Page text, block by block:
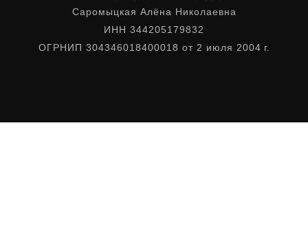
Саромыцкая Алёна Николаевна
ИНН 344205179832
ОГРНИП 304346018400018 от 2 июля 2004 г.